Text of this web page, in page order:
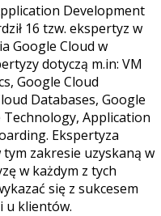
Development
16 tzw. ekspertyz w
Google Cloud w
dotyczą m.in: VM
Google Cloud
Databases, Google
Application
Ekspertyza
zakresie uzyskaną w
w każdym z tych
się z sukcesem
u klientów.